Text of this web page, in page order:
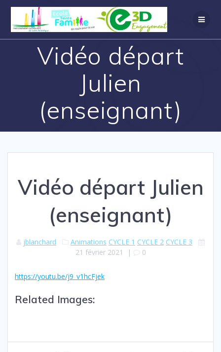
Vidéo départ
Julien
(enseignant)
Vidéo départ Julien
(enseignant)
jblanchard Animations CYCLE 1 CYCLE 2 CYCLE 3
21 février 2021
| 0
https://youtu.be/j9_v1hcFjek
Related Images: